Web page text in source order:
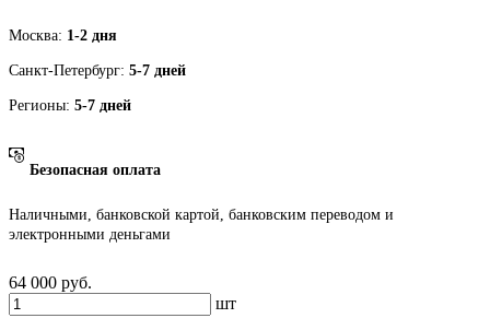
Москва: 1-2 дня
Санкт-Петербург: 5-7 дней
Регионы: 5-7 дней
Безопасная оплата
Наличными, банковской картой, банковским переводом и
электронными деньгами
64 000 руб.
шт